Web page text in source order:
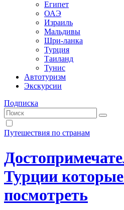
Египет
ОАЭ
Израиль
Мальдивы
Шри-ланка
Турция
Таиланд
Тунис
Автотуризм
Экскурсии
Подписка
Путешествия по странам
Турции
посмотреть